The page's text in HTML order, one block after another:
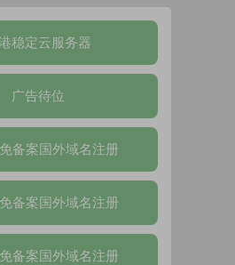
稳定云服务器
广告待位
备案国外域名注册
备案国外域名注册
备案国外域名注册